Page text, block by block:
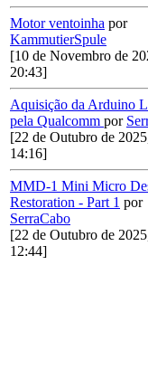
Motor ventoinha por
KammutierSpule
[10 de Novembro de
20:43]
Aquisição da Arduino
pela Qualcomm por
[22 de Outubro de
14:16]
MMD-1 Mini Micro
Restoration - Part 1 por
SerraCabo
[22 de Outubro de
12:44]